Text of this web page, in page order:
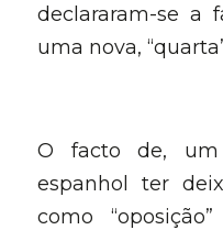
declararam-se a
uma nova,
O facto de,
espanhol ter
como